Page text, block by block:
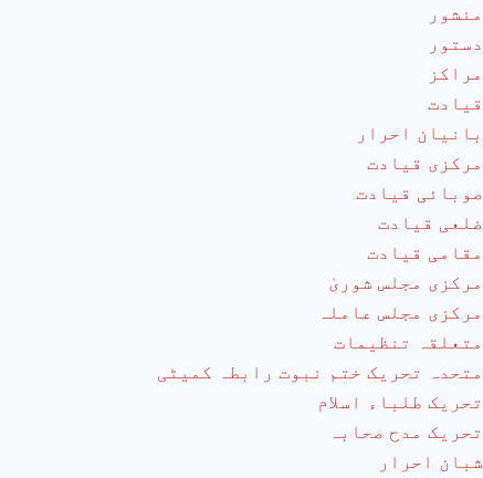
منشور
دستور
مراکز
قیادت
بانیان احرار
مرکزی قیادت
صوبائی قیادت
ضلعی قیادت
مقامی قیادت
مرکزی مجلس شوریٰ
مرکزی مجلس عاملہ
متعلقہ تنظیمات
متحدہ تحریک ختم نبوت رابطہ کمیٹی
تحریک طلباء اسلام
تحریک مدح صحابہ
شبان احرار